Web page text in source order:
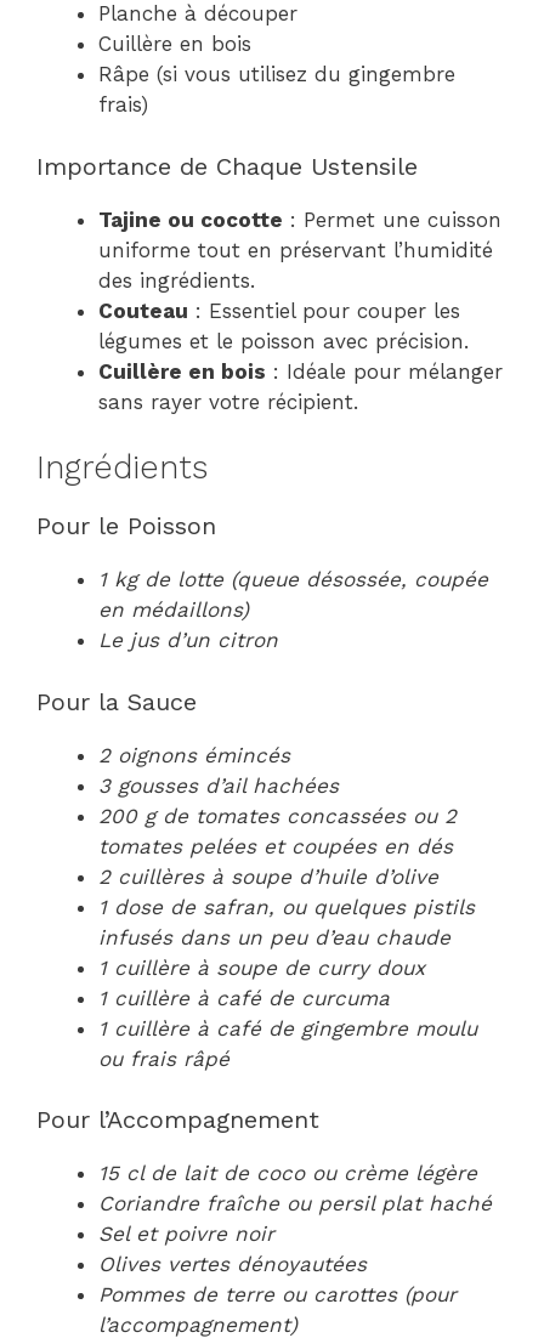
Planche à découper
Cuillère en bois
Râpe (si vous utilisez du gingembre
frais)
Importance de Chaque Ustensile
Tajine ou cocotte : Permet une cuisson
uniforme tout en préservant l’humidité
des ingrédients.
Couteau : Essentiel pour couper les
légumes et le poisson avec précision.
Cuillère en bois : Idéale pour mélanger
sans rayer votre récipient.
Ingrédients
Pour le Poisson
1 kg de lotte (queue désossée, coupée
en médaillons)
Le jus d’un citron
Pour la Sauce
2 oignons émincés
3 gousses d’ail hachées
200 g de tomates concassées ou 2
tomates pelées et coupées en dés
2 cuillères à soupe d’huile d’olive
1 dose de safran, ou quelques pistils
infusés dans un peu d’eau chaude
1 cuillère à soupe de curry doux
1 cuillère à café de curcuma
1 cuillère à café de gingembre moulu
ou frais râpé
Pour l’Accompagnement
15 cl de lait de coco ou crème légère
Coriandre fraîche ou persil plat haché
Sel et poivre noir
Olives vertes dénoyautées
Pommes de terre ou carottes (pour
l’accompagnement)